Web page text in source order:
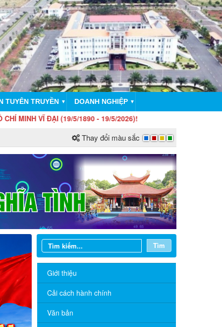
TUYÊN TRUYỀN ▼ DOANH NGHIỆP ▼
ĐẠI (19/5/1890 - 19/5/2026)!
Thay đổi màu sắc
Tìm
Giới thiệu
Cải cách hành chính
Văn bản